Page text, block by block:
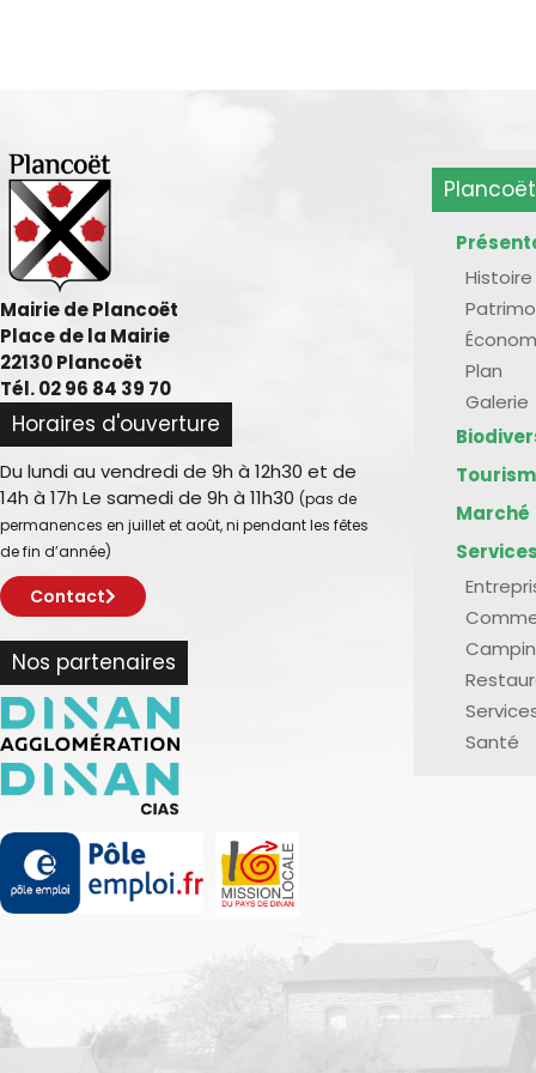
Mairie de Plancoët
Place de la Mairie
22130 Plancoët
Tél. 02 96 84 39 70
Horaires d'ouverture
Du lundi au vendredi de 9h à 12h30 et de
14h à 17h Le samedi de 9h à 11h30 (pas de
permanences en juillet et août, ni pendant les fêtes
de fin d’année)
Contact
Nos partenaires
Plancoët
Histoire
Plan
Galerie
Marché
Santé